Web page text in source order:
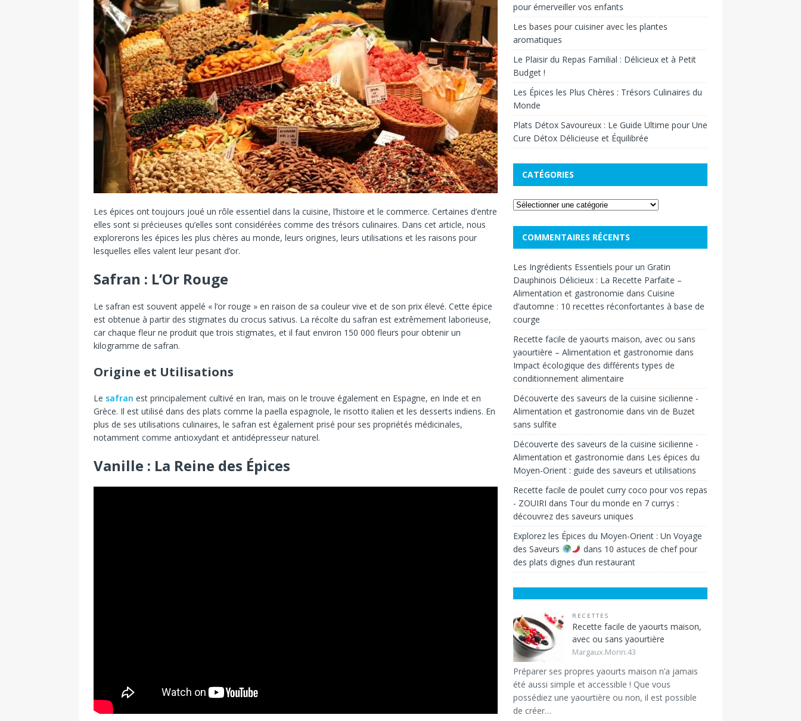
Les épices ont toujours joué un rôle essentiel dans la cuisine, l’histoire et le commerce. Certaines d’entre
elles sont si précieuses qu’elles sont considérées comme des trésors culinaires. Dans cet article, nous
explorerons les épices les plus chères au monde, leurs origines, leurs utilisations et les raisons pour
lesquelles elles valent leur pesant d’or.
Safran : L’Or Rouge
Le safran est souvent appelé « l’or rouge » en raison de sa couleur vive et de son prix élevé. Cette épice
est obtenue à partir des stigmates du crocus sativus. La récolte du safran est extrêmement laborieuse,
car chaque fleur ne produit que trois stigmates, et il faut environ 150 000 fleurs pour obtenir un
kilogramme de safran.
Origine et Utilisations
Le safran est principalement cultivé en Iran, mais on le trouve également en Espagne, en Inde et en
Grèce. Il est utilisé dans des plats comme la paella espagnole, le risotto italien et les desserts indiens. En
plus de ses utilisations culinaires, le safran est également prisé pour ses propriétés médicinales,
notamment comme antioxydant et antidépresseur naturel.
Vanille : La Reine des Épices
pour émerveiller vos enfants
Les bases pour cuisiner avec les plantes
aromatiques
Le Plaisir du Repas Familial : Délicieux et à Petit
Budget !
Les Épices les Plus Chères : Trésors Culinaires du
Monde
Plats Détox Savoureux : Le Guide Ultime pour Une
Cure Détox Délicieuse et Équilibrée
CATÉGORIES
COMMENTAIRES RÉCENTS
Les Ingrédients Essentiels pour un Gratin
Dauphinois Délicieux : La Recette Parfaite –
Alimentation et gastronomie dans Cuisine
d’automne : 10 recettes réconfortantes à base de
courge
Recette facile de yaourts maison, avec ou sans
yaourtière – Alimentation et gastronomie dans
Impact écologique des différents types de
conditionnement alimentaire
Découverte des saveurs de la cuisine sicilienne -
Alimentation et gastronomie dans vin de Buzet
sans sulfite
Découverte des saveurs de la cuisine sicilienne -
Alimentation et gastronomie dans Les épices du
Moyen-Orient : guide des saveurs et utilisations
Recette facile de poulet curry coco pour vos repas
- ZOUIRI dans Tour du monde en 7 currys :
découvrez des saveurs uniques
Explorez les Épices du Moyen-Orient : Un Voyage
des Saveurs
dans 10 astuces de chef pour
des plats dignes d’un restaurant
RECETTES
Recette facile de yaourts maison,
avec ou sans yaourtière
Margaux.Morin.43
Préparer ses propres yaourts maison n’a jamais
été aussi simple et accessible ! Que vous
possédiez une yaourtière ou non, il est possible
de créer…